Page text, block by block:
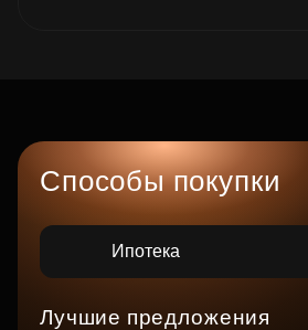
Способы покупки
Ипотека
Лучшие предложения